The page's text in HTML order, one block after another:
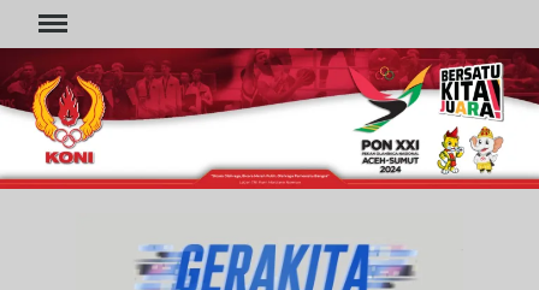
to
content